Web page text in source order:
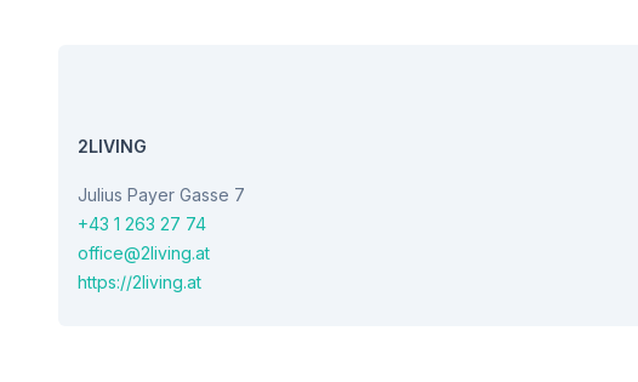
2LIVING
Julius Payer Gasse 7
+43 1 263 27 74
office@2living.at
https://2living.at